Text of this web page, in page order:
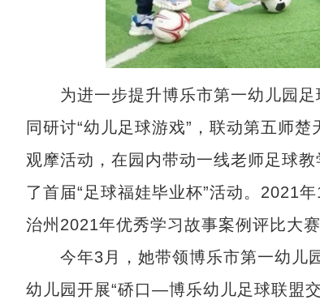
为进一步提升博乐市第一幼儿园足
同研讨“幼儿足球游戏”，联动第五师
观摩活动，在园内带动一线老师足球
了首届“足球福娃毕业杯”活动。2021
治州2021年优秀学习故事案例评比大
今年3月，她带领博乐市第一幼儿园
幼儿园开展“硚口—博乐幼儿足球联盟